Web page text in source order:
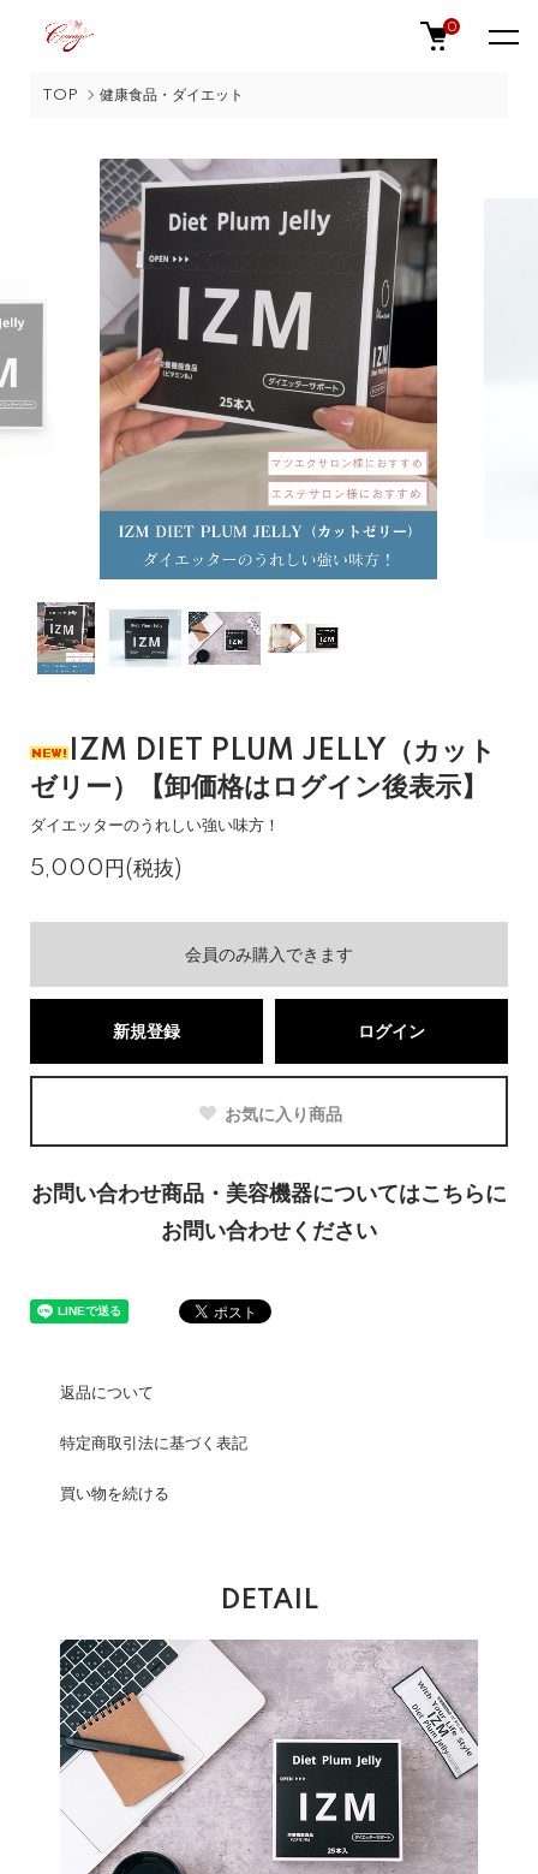
0
TOP 健康食品・ダイエット
IZM DIET PLUM JELLY（カット
ゼリー）【卸価格はログイン後表示】
ダイエッターのうれしい強い味方！
5,000円(税抜)
会員のみ購入できます
新規登録 ログイン
お気に入り商品
お問い合わせ商品・美容機器についてはこちらに
お問い合わせください
返品について
特定商取引法に基づく表記
買い物を続ける
DETAIL